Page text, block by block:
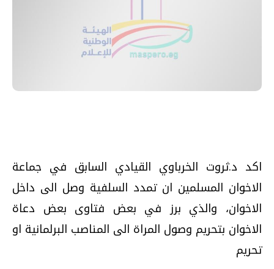
اكد د.ثروت الخرباوي القيادي السابق في جماعة
الاخوان المسلمين ان تمدد السلفية وصل الى داخل
الاخوان، والذي برز في بعض فتاوى بعض دعاة
الاخوان بتحريم وصول المراة الى المناصب البرلمانية او
تحريم